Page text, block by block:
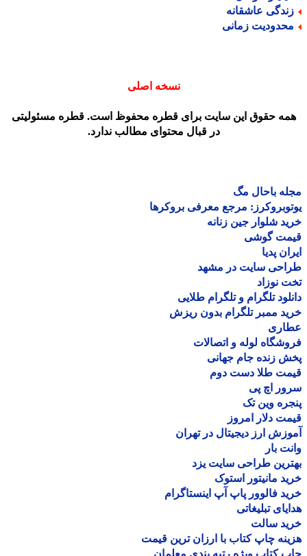
عاشقانه
زمانی
نسخه اصلی
حقوق این سایت برای قطره محفوظ است. قطره مسئولیتی
در قبال محتوای مطالب ندارد.
باحال مگ
مرجع معرفی بروکرها
شلوار جین زنانه
گوشی
پدیا
سایت در مشهد
نوزاد
تلگرام و تلگرام طلایی
ممبر تلگرام بدون ریزش
لوله و اتصالات
زنده جام جهانی
طلا دست دوم
اچ پی
وین تک
دلار امروز
ارز دیجیتال در تهران
بار
طراحی سایت یزد
مانیتور استوک
فالوور پاپ آپ اینستاگرام
تبلیغاتی
سالت
چاپ کتاب با ارزان ترین قیمت